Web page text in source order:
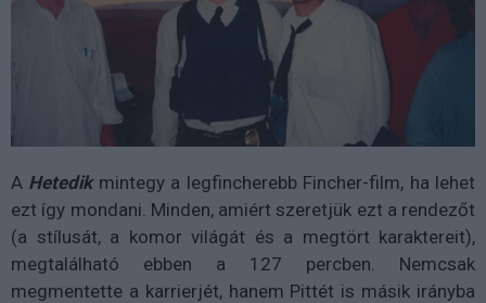
A Hetedik mintegy a legfincherebb Fincher-film, ha lehet
ezt így mondani. Minden, amiért szeretjük ezt a rendezőt
(a stílusát, a komor világát és a megtört karaktereit),
megtalálható ebben a 127 percben. Nemcsak
megmentette a karrierjét, hanem Pittét is másik irányba